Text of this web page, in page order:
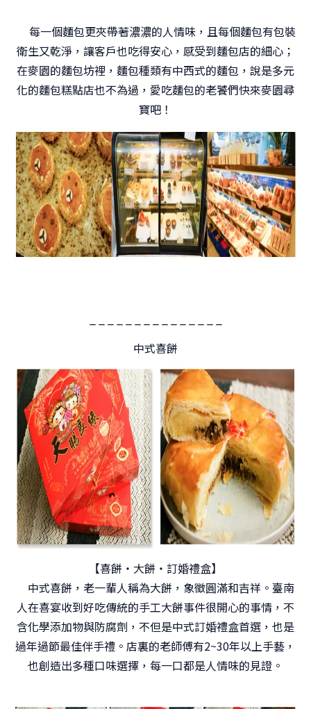
每一個麵包更夾帶著濃濃的人情味，且每個麵包有包裝
衛生又乾淨，讓客戶也吃得安心，感受到麵包店的細心；
在麥園的麵包坊裡，麵包種類有中西式的麵包，說是多元
化的麵包糕點店也不為過，愛吃麵包的老饕們快來麥園尋
寶吧！
中式喜餅
【喜餅‧大餅‧訂婚禮盒】
中式喜餅，老一輩人稱為大餅，象徵圓滿和吉祥。臺南
人在喜宴收到好吃傳統的手工大餅事件很開心的事情，不
含化學添加物與防腐劑，不但是中式訂婚禮盒首選，也是
過年過節最佳伴手禮。店裏的老師傅有2~30年以上手藝，
也創造出多種口味選擇，每一口都是人情味的見證。